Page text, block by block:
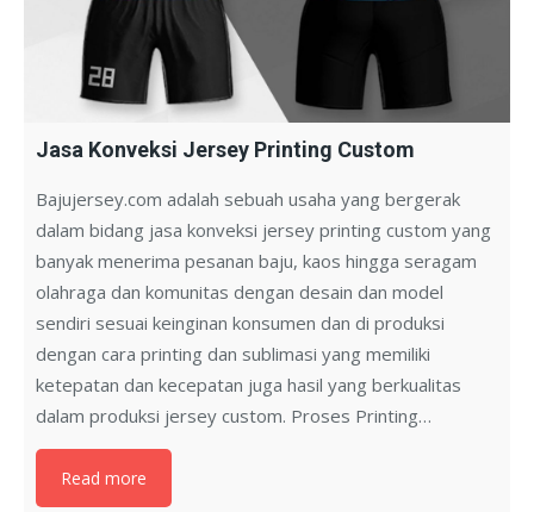
Jasa Konveksi Jersey Printing Custom
Bajujersey.com adalah sebuah usaha yang bergerak
dalam bidang jasa konveksi jersey printing custom yang
banyak menerima pesanan baju, kaos hingga seragam
olahraga dan komunitas dengan desain dan model
sendiri sesuai keinginan konsumen dan di produksi
dengan cara printing dan sublimasi yang memiliki
ketepatan dan kecepatan juga hasil yang berkualitas
dalam produksi jersey custom. Proses Printing…
Read more